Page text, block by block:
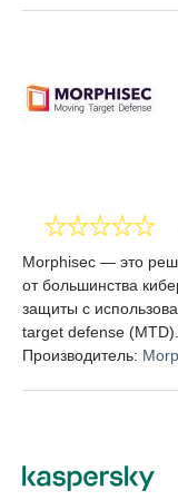
Morphisec — это
от большинства
защиты с
target defense (MTD).
Производитель: